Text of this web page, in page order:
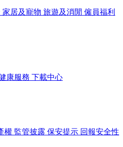
家居及寵物 旅遊及消閒 僱員福利
康服務 下載中心
權 監管披露 保安提示 回報安全性